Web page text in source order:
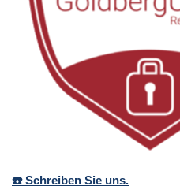
☎️ Schreiben Sie uns.